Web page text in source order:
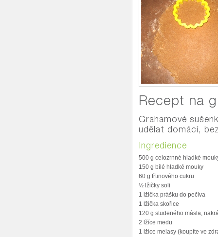
Recept na
Grahamové
udělat domácí,
Ingredience
500 g celozrnné hladké
150 g bílé hladké mouky
60 g třtinového cukru
½ lžičky soli
1 lžička prášku do pečiva
1 lžička skořice
120 g studeného másla,
2 lžíce medu
1 lžíce melasy (koupíte ve